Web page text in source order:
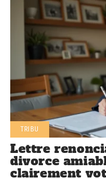
TRIBU
Lettre
divorce
clairement